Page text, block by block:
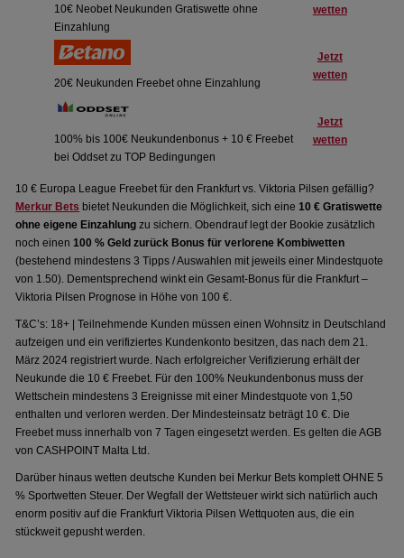
10€ Neobet Neukunden Gratiswette ohne
Einzahlung
wetten
20€ Neukunden Freebet ohne Einzahlung
Jetzt
wetten
100% bis 100€ Neukundenbonus + 10 € Freebet
bei Oddset zu TOP Bedingungen
Jetzt
wetten
10 € Europa League Freebet für den Frankfurt vs. Viktoria Pilsen gefällig?
Merkur Bets bietet Neukunden die Möglichkeit, sich eine10 € Gratiswette
ohne eigene Einzahlung zu sichern. Obendrauf legt der Bookie zusätzlich
noch einen100 % Geld zurück Bonus für verlorene Kombiwetten
(bestehend mindestens 3 Tipps / Auswahlen mit jeweils einer Mindestquote
von 1.50). Dementsprechend winkt ein Gesamt-Bonus für die Frankfurt –
Viktoria Pilsen Prognose in Höhe von 100 €.
T&C’s: 18+ | Teilnehmende Kunden müssen einen Wohnsitz in Deutschland
aufzeigen und ein verifiziertes Kundenkonto besitzen, das nach dem 21.
März 2024 registriert wurde. Nach erfolgreicher Verifizierung erhält der
Neukunde die 10 € Freebet. Für den 100% Neukundenbonus muss der
Wettschein mindestens 3 Ereignisse mit einer Mindestquote von 1,50
enthalten und verloren werden. Der Mindesteinsatz beträgt 10 €. Die
Freebet muss innerhalb von 7 Tagen eingesetzt werden. Es gelten die AGB
von CASHPOINT Malta Ltd.
Darüber hinaus wetten deutsche Kunden bei Merkur Bets komplett OHNE 5
% Sportwetten Steuer. Der Wegfall der Wettsteuer wirkt sich natürlich auch
enorm positiv auf die Frankfurt Viktoria Pilsen Wettquoten aus, die ein
stückweit gepusht werden.